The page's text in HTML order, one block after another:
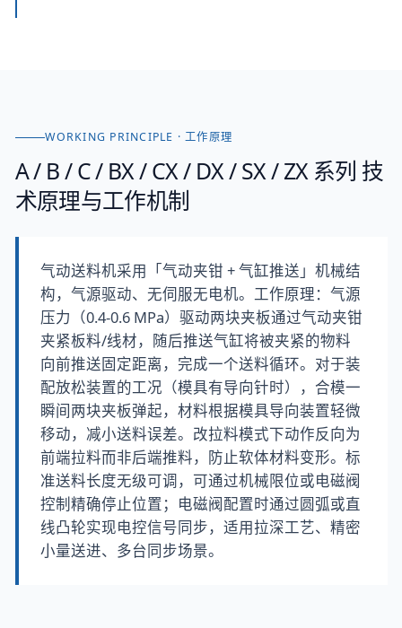
WORKING PRINCIPLE · 工作原理
A / B / C / BX / CX / DX / SX / ZX 系列 技
术原理与工作机制
气动送料机采用「气动夹钳 + 气缸推送」机械结
构，气源驱动、无伺服无电机。工作原理：气源
压力（0.4-0.6 MPa）驱动两块夹板通过气动夹钳
夹紧板料/线材，随后推送气缸将被夹紧的物料
向前推送固定距离，完成一个送料循环。对于装
配放松装置的工况（模具有导向针时），合模一
瞬间两块夹板弹起，材料根据模具导向装置轻微
移动，减小送料误差。改拉料模式下动作反向为
前端拉料而非后端推料，防止软体材料变形。标
准送料长度无级可调，可通过机械限位或电磁阀
控制精确停止位置；电磁阀配置时通过圆弧或直
线凸轮实现电控信号同步，适用拉深工艺、精密
小量送进、多台同步场景。